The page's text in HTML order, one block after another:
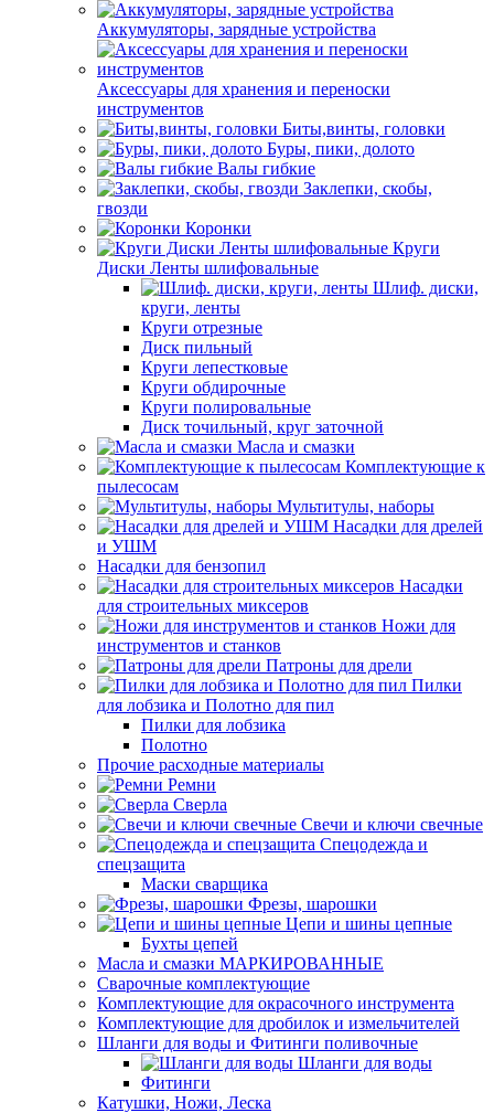
Аккумуляторы, зарядные устройства
Аксессуары для хранения и переноски
инструментов
Биты,винты, головки
Буры, пики, долото
Валы гибкие
Заклепки, скобы,
гвозди
Коронки
Круги
Диски Ленты шлифовальные
Шлиф. диски,
круги, ленты
Круги отрезные
Диск пильный
Круги лепестковые
Круги обдирочные
Круги полировальные
Диск точильный, круг заточной
Масла и смазки
Комплектующие к
пылесосам
Мультитулы, наборы
Насадки для дрелей
и УШМ
Насадки для бензопил
Насадки
для строительных миксеров
Ножи для
инструментов и станков
Патроны для дрели
Пилки
для лобзика и Полотно для пил
Пилки для лобзика
Полотно
Прочие расходные материалы
Ремни
Сверла
Свечи и ключи свечные
Спецодежда и
спецзащита
Маски сварщика
Фрезы, шарошки
Цепи и шины цепные
Бухты цепей
Масла и смазки МАРКИРОВАННЫЕ
Сварочные комплектующие
Комплектующие для окрасочного инструмента
Комплектующие для дробилок и измельчителей
Шланги для воды и Фитинги поливочные
Шланги для воды
Фитинги
Катушки, Ножи, Леска